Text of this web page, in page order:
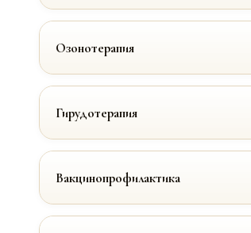
Озонотерапия
Гирудотерапия
Вакцинопрофилактика